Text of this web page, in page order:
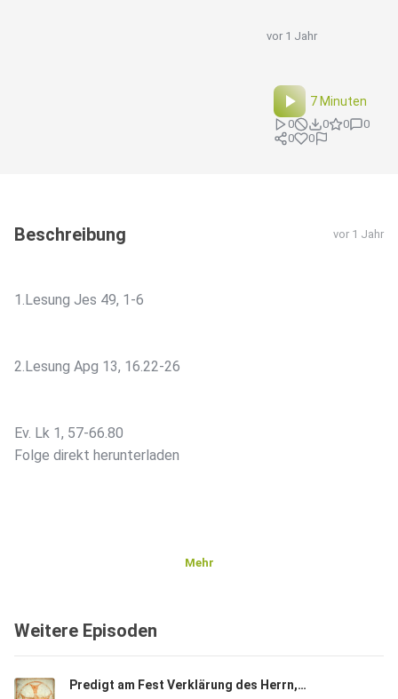
vor 1 Jahr
7 Minuten
0 0 0
0
0
0
Beschreibung vor 1 Jahr
1.Lesung Jes 49, 1-6
2.Lesung Apg 13, 16.22-26
Ev. Lk 1, 57-66.80
Folge direkt herunterladen
Mehr
Weitere Episoden
Predigt am Fest Verklärung des Herrn, 6.08.2024 (Archiv)